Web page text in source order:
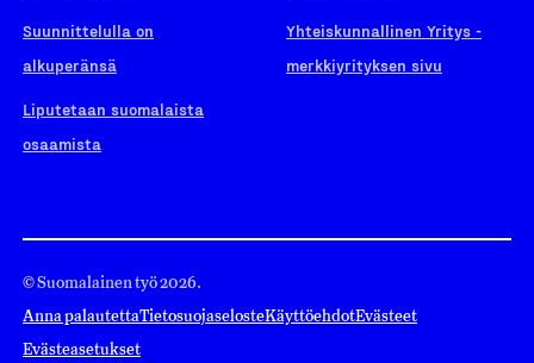
Suunnittelulla on
alkuperänsä
Liputetaan suomalaista
osaamista
Yhteiskunnallinen Yritys -
merkkiyrityksen sivu
© Suomalainen työ 2026.
Anna palautettaTietosuojaselosteKäyttöehdotEvästeet
Evästeasetukset